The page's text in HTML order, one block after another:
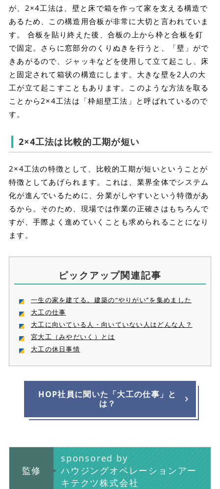
が、2×4工法は、壁と床で箱を作って家を支える構造で
あるため、この構造用合板が非常に大切と言われていま
す。 合板を貼り終えた後、合板の上から枠と合板を釘
で固定。さらに窓部分のくりぬきを行うと、「壁」がで
きあがるので、ジャッキなどを使用して立て起こし、床
と固定されて箱状の構造にします。大きな壁を2人の大
工が立て起こすこともあります。このような方法を取る
ことから2×4工法は「枠組壁工法」と呼ばれているので
す。
2×4工法は比較的工期が短い
2×4工法の特徴として、比較的工期が短いということが
特徴としてあげられます。これは、業界全体でシステム
化が進んでいるために、分業がしやすいという特徴があ
るから。そのため、現場では作業の正確さはもちろんで
すが、手際よく進めていくことも求められることになり
ます。
ピックアップ関連記事
一生の家を建てる。建築の“やりがい”を集めました
大工の仕事
大工に向いている人・向いていない人はどんな人？
宮大工（みやだいく）とは
大工の休日事情
HOP社員に聞いた「大工の仕事」と
は？
監修
sponsored by
ハウジングオペレーションアー
キテクツ株式会社